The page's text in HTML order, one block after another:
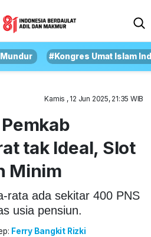
#Kongres Umat Islam
Kamis , 12 Jun 2025, 21:35 WIB
tak Ideal, Slot
Minim
rata ada sekitar 400 PNS
usia pensiun.
Ferry Bangkit Rizki